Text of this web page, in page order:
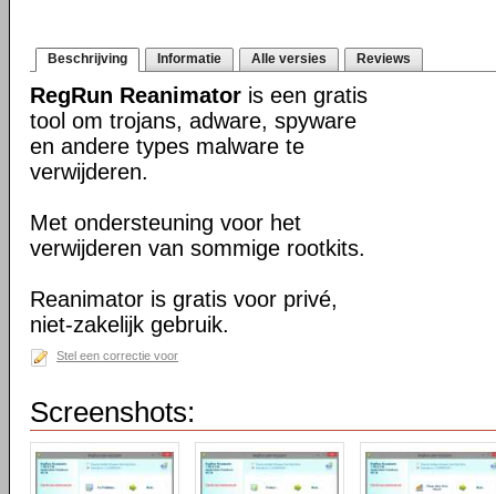
Beschrijving Informatie Alle versies Reviews
RegRun Reanimator is een gratis
tool om trojans, adware, spyware
en andere types malware te
verwijderen.
Met ondersteuning voor het
verwijderen van sommige rootkits.
Reanimator is gratis voor privé,
niet-zakelijk gebruik.
Stel een correctie voor
Screenshots: